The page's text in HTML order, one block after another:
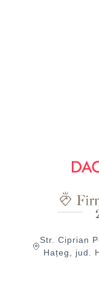
Str. Ciprian
Hațeg, jud.